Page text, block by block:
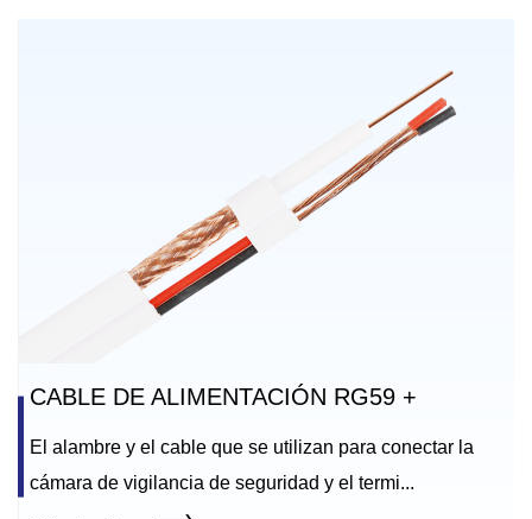
CABLE DE ALIMENTACIÓN RG59 +
El alambre y el cable que se utilizan para conectar la
cámara de vigilancia de seguridad y el termi...